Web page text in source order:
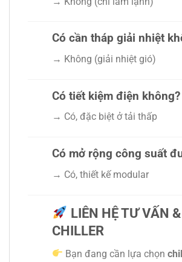
Có cần tháp giải nhiệt
→ Không (giải nhiệt gió)
Có tiết kiệm điện không?
→ Có, đặc biệt ở tải thấp
Có mở rộng công suất
→ Có, thiết kế modular
LIÊN HỆ TƯ VẤN
CHILLER
Bạn đang cần lựa chọn